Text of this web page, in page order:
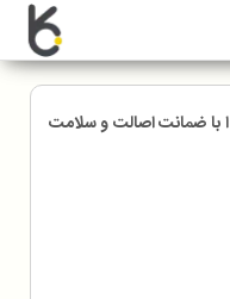
جاروبرقی سری 8 بوش مدل 8GOLD ا با ضمانت اصالت و سلامت